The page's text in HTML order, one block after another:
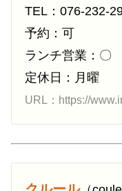
TEL：076-232-
予約：可
ランチ営業：〇
定休日：月曜
URL：https://